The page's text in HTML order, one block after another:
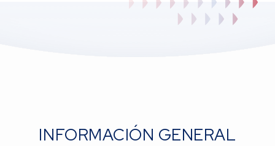
INFORMACIÓN GENERAL